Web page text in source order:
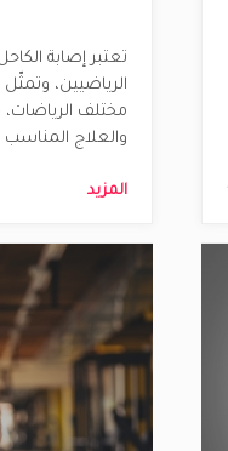
تعتبر إصابة
الرياضيين،
مختلف
والعلاج المناسب
متكاملة مما
المزيد